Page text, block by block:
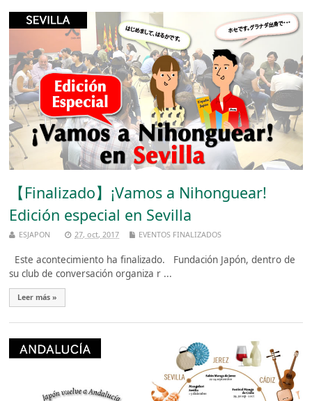
【Finalizado】¡Vamos a Nihonguear!
Edición especial en Sevilla
ESJAPON 27, oct, 2017 EVENTOS FINALIZADOS
Este acontecimiento ha finalizado. Fundación Japón, dentro de
su club de conversación organiza r ...
Leer más »